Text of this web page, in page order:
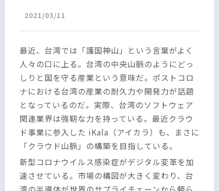
2021/03/11
最近、台湾では「護国神山」という言葉がよく
人々の口に上る。台湾の中央山脈のようにどっ
しりと国を守る産業という意味だ。ポストコロ
ナにおける台湾の産業の耐久力や開発力が話題
となっているのだ。実際、台湾のソフトウェア
関連業界は強靭な力を持っている。最近クラウ
ド事業に参入した iKala（アイカラ）も、まさに
「クラウド山脈」の構築を目指している。
新型コロナウイルス感染症がデジタル変革を加
速させている。市場の構図が大きく変わり、台